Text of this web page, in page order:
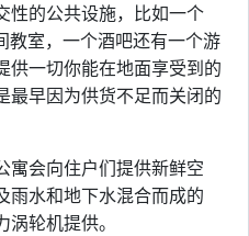
性的公共设施，比如一个
教室，一个酒吧还有一个游
供一切你能在地面享受到的
最早因为供货不足而关闭的
寓会向住户们提供新鲜空
雨水和地下水混合而成的
轮机提供。